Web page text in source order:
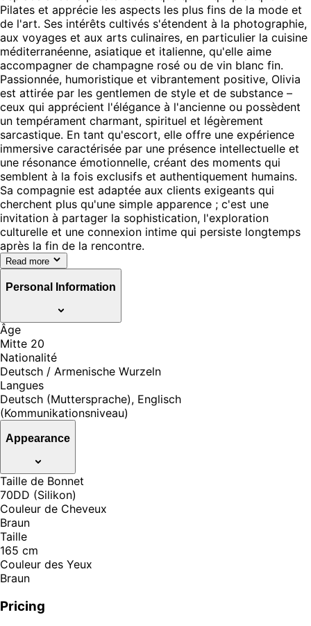
Pilates et apprécie les aspects les plus fins de la mode et
de l'art. Ses intérêts cultivés s'étendent à la photographie,
aux voyages et aux arts culinaires, en particulier la cuisine
méditerranéenne, asiatique et italienne, qu'elle aime
accompagner de champagne rosé ou de vin blanc fin.
Passionnée, humoristique et vibrantement positive, Olivia
est attirée par les gentlemen de style et de substance –
ceux qui apprécient l'élégance à l'ancienne ou possèdent
un tempérament charmant, spirituel et légèrement
sarcastique. En tant qu'escort, elle offre une expérience
immersive caractérisée par une présence intellectuelle et
une résonance émotionnelle, créant des moments qui
semblent à la fois exclusifs et authentiquement humains.
Sa compagnie est adaptée aux clients exigeants qui
cherchent plus qu'une simple apparence ; c'est une
invitation à partager la sophistication, l'exploration
culturelle et une connexion intime qui persiste longtemps
après la fin de la rencontre.
Read more
Personal Information
Âge
Mitte 20
Nationalité
Deutsch / Armenische Wurzeln
Langues
Deutsch (Muttersprache), Englisch
(Kommunikationsniveau)
Appearance
Taille de Bonnet
70DD (Silikon)
Couleur de Cheveux
Braun
Taille
165 cm
Couleur des Yeux
Braun
Pricing